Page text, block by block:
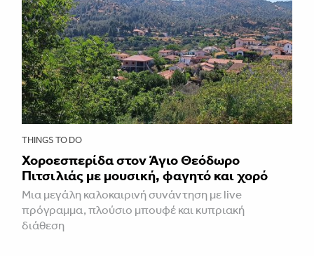
THINGS TO DO
Χοροεσπερίδα στον Άγιο Θεόδωρο
Πιτσιλιάς με μουσική, φαγητό και χορό
Μια μεγάλη καλοκαιρινή συνάντηση με live
πρόγραμμα, πλούσιο μπουφέ και κυπριακή
διάθεση